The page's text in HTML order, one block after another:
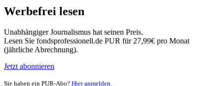
Werbefrei lesen
Unabhängiger Journalismus hat seinen Preis.
Lesen Sie fondsprofessionell.de PUR für 27,99€ pro Monat
(jährliche Abrechnung).
Jetzt abonnieren
Sie haben ein PUR-Abo? Hier anmelden.